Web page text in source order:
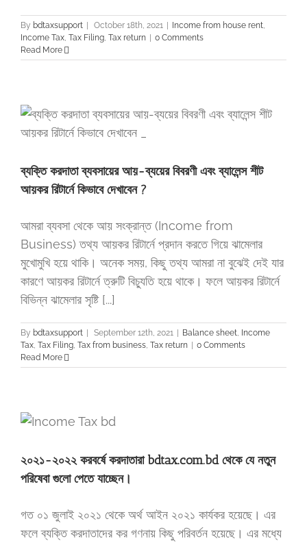
By bdtaxsupport | October 18th, 2021 | Income from house rent
Income Tax Tax Filing Tax return | 0 Comments
Read More
ব্যক্তি করদাতা ব্যবসায়ের আয়-ব্যয়ের বিবরণী এবং ব্যালেন্স শীট
আয়কর রিটার্নে কিভাবে দেখাবেন ?
আমরা ব্যবসা থেকে আয় সংক্রান্ত (Income from
Business) তথ্য আয়কর রিটার্নে প্রদান করতে গিয়ে ঝামেলার
মুখোমুখি হয়ে থাকি। অনেক সময়, কিছু তথ্য আমরা না বুঝেই দেই যার
কারণে আয়কর রিটার্নে ত্রুটি বিচ্যুতি হয়ে থাকে। ফলে আয়কর রিটার্নে
বিভিন্ন ঝামেলার সৃষ্টি [...]
By bdtaxsupport | September 12th, 2021 | Balance sheet Income
Tax Tax Filing Tax from business Tax return | 0 Comments
Read More
২০২১-২০২২ করবর্ষে করদাতারা bdtax.com.bd থেকে যে নতুন
পরিষেবা গুলো পেতে যাচ্ছেন।
গত ০১ জুলাই ২০২১ থেকে অর্থ আইন ২০২১ কার্যকর হয়েছে। এর
ফলে ব্যক্তি করদাতাদের কর গণনায় কিছু পরিবর্তন হয়েছে। এর মধ্যে